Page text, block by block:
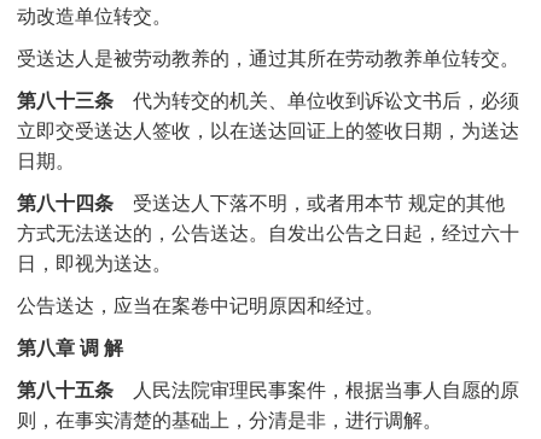
动改造单位转交。
受送达人是被劳动教养的，通过其所在劳动教养单位转交。
第八十三条代为转交的机关、单位收到诉讼文书后，必须
立即交受送达人签收，以在送达回证上的签收日期，为送达
日期。
第八十四条 受送达人下落不明，或者用本节 规定的其他
方式无法送达的，公告送达。自发出公告之日起，经过六十
日，即视为送达。
公告送达，应当在案卷中记明原因和经过。
第八章 调 解
第八十五条 人民法院审理民事案件，根据当事人自愿的原
则，在事实清楚的基础上，分清是非，进行调解。